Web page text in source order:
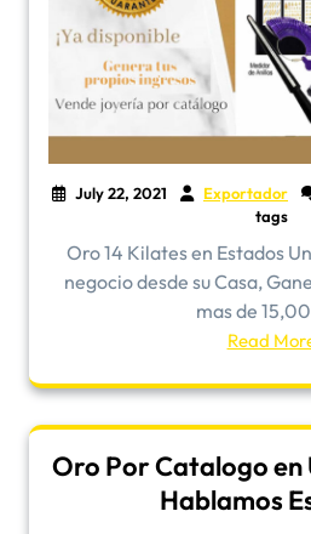
July 22, 2021 Exportador
tags
Oro 14 Kilates en Estados
negocio desde su Casa,
mas de
Read
Oro Por Catalogo en
Hablamos